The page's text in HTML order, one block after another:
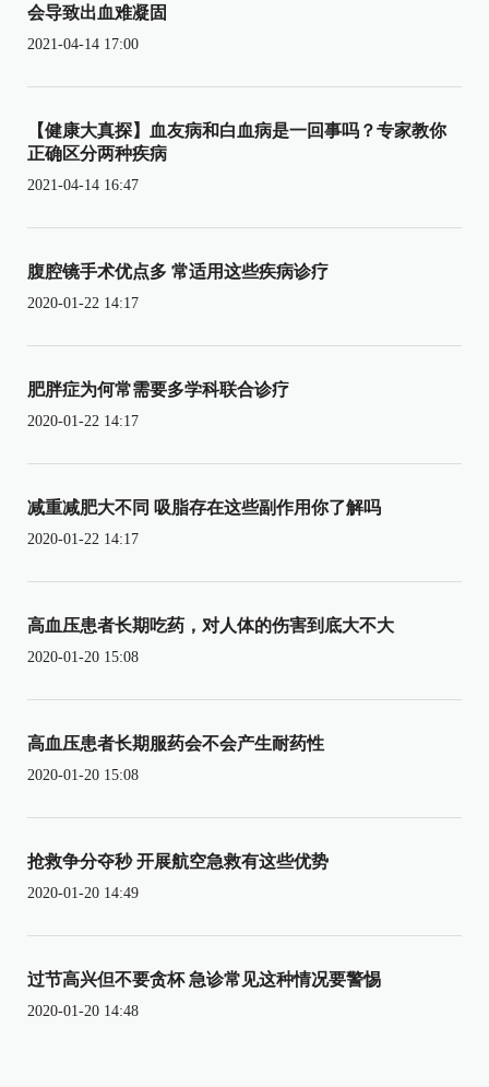
会导致出血难凝固
2021-04-14 17:00
【健康大真探】血友病和白血病是一回事吗？专家教你
正确区分两种疾病
2021-04-14 16:47
腹腔镜手术优点多 常适用这些疾病诊疗
2020-01-22 14:17
肥胖症为何常需要多学科联合诊疗
2020-01-22 14:17
减重减肥大不同 吸脂存在这些副作用你了解吗
2020-01-22 14:17
高血压患者长期吃药，对人体的伤害到底大不大
2020-01-20 15:08
高血压患者长期服药会不会产生耐药性
2020-01-20 15:08
抢救争分夺秒 开展航空急救有这些优势
2020-01-20 14:49
过节高兴但不要贪杯 急诊常见这种情况要警惕
2020-01-20 14:48